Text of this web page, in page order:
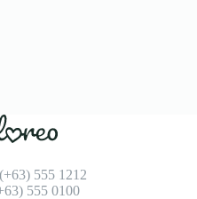
555 1212
555 0100